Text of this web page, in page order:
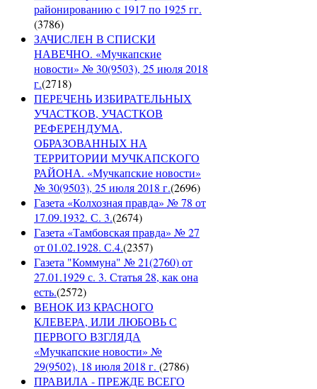
районированию с 1917 по 1925 гг.
(3786)
ЗАЧИСЛЕН В СПИСКИ
НАВЕЧНО. «Мучкапские
новости» № 30(9503), 25 июля 2018
г.(2718)
ПЕРЕЧЕНЬ ИЗБИРАТЕЛЬНЫХ
УЧАСТКОВ, УЧАСТКОВ
РЕФЕРЕНДУМА,
ОБРАЗОВАННЫХ НА
ТЕРРИТОРИИ МУЧКАПСКОГО
РАЙОНА. «Мучкапские новости»
№ 30(9503), 25 июля 2018 г.(2696)
Газета «Колхозная правда» № 78 от
17.09.1932. С. 3.(2674)
Газета «Тамбовская правда» № 27
от 01.02.1928. С.4.(2357)
Газета "Коммуна" № 21(2760) от
27.01.1929 с. 3. Статья 28, как она
есть.(2572)
ВЕНОК ИЗ КРАСНОГО
КЛЕВЕРА, ИЛИ ЛЮБОВЬ С
ПЕРВОГО ВЗГЛЯДА
«Мучкапские новости» №
29(9502), 18 июля 2018 г. (2786)
ПРАВИЛА - ПРЕЖДЕ ВСЕГО